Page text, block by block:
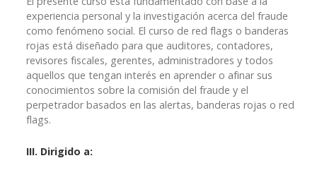
experiencia personal y la investigación acerca del fraude
como fenómeno social. El curso de red flags o banderas
rojas está diseñado para que auditores, contadores,
revisores fiscales, gerentes, administradores y todos
aquellos que tengan interés en aprender o afinar sus
conocimientos sobre la comisión del fraude y el
perpetrador basados en las alertas, banderas rojas o red
flags.
III. Dirigido a: